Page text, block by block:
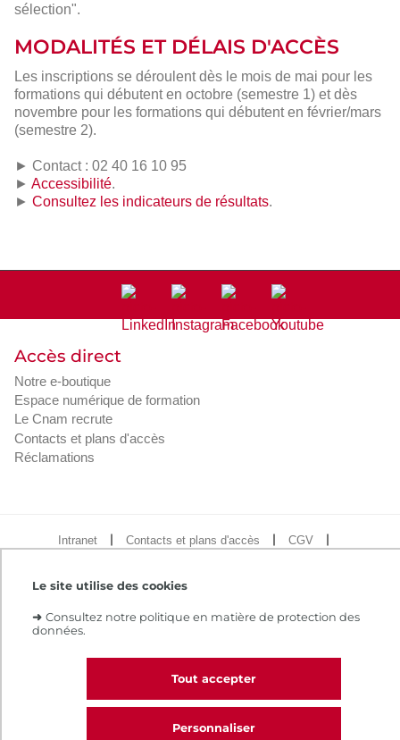
Le site utilise des cookies
➜ Consultez notre politique en matière de protection des
données.
Tout accepter
Personnaliser
sélection".
MODALITÉS ET DÉLAIS D'ACCÈS
Les inscriptions se déroulent dès le mois de mai pour les
formations qui débutent en octobre (semestre 1) et dès
novembre pour les formations qui débutent en février/mars
(semestre 2).
► Contact : 02 40 16 10 95
► Accessibilité.
► Consultez les indicateurs de résultats.
Accès direct
Notre e-boutique
Espace numérique de formation
Le Cnam recrute
Contacts et plans d'accès
Réclamations
Intranet Contacts et plans d'accès
CGV